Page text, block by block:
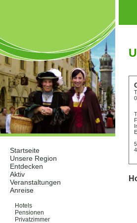
Startseite
Unsere Region
Entdecken
Aktiv
Veranstaltungen
Anreise
Hotels
Pensionen
Privatzimmer